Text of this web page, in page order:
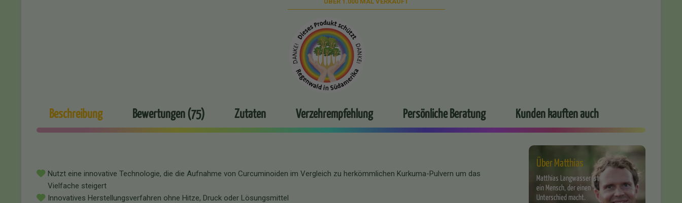
Beschreibung Bewertungen (75) Zutaten Verzehrempfehlung Persönliche Beratung Kunden kauften auch
Nutzt eine innovative Technologie, die die Aufnahme von Curcuminoiden im Vergleich zu herkömmlichen Kurkuma-Pulvern um das
Vielfache steigert
Innovatives Herstellungsverfahren ohne Hitze, Druck oder Lösungsmittel
Über Matthias
Matthias Langwasser ist
ein Mensch, der einen
Unterschied macht.